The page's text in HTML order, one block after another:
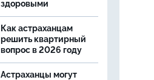
здоровыми
Как астраханцам
решить квартирный
вопрос в 2026 году
Астраханцы могут